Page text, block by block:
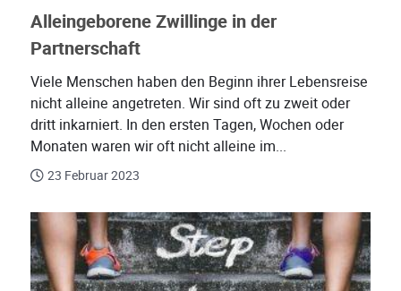
Alleingeborene Zwillinge in der
Partnerschaft
Viele Menschen haben den Beginn ihrer Lebensreise
nicht alleine angetreten. Wir sind oft zu zweit oder
dritt inkarniert. In den ersten Tagen, Wochen oder
Monaten waren wir oft nicht alleine im...
23 Februar 2023